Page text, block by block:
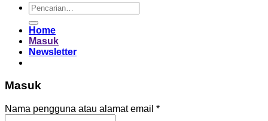
Pencarian
untuk:
Home
Masuk
Newsletter
Masuk
Nama pengguna atau alamat email *Wajib